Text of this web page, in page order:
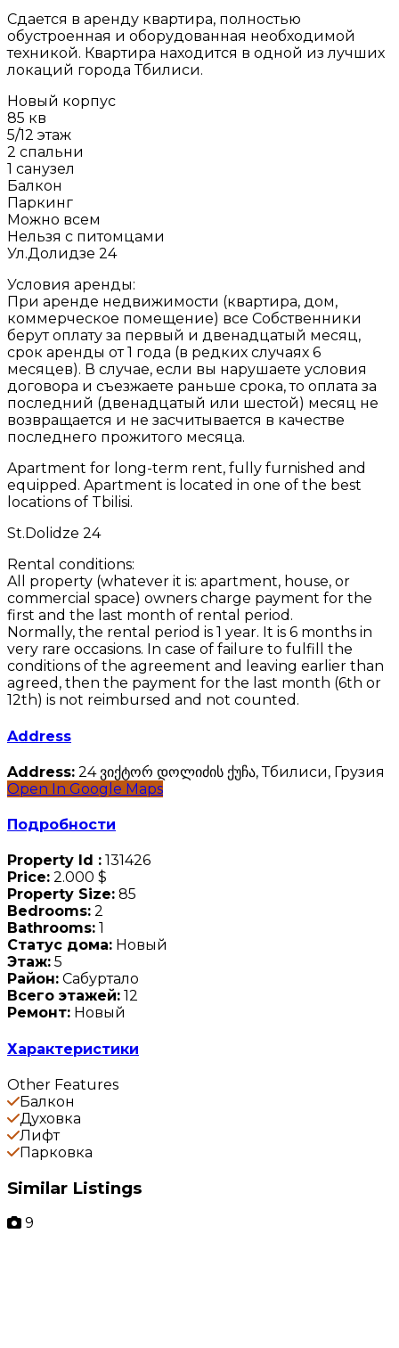
Сдается в аренду квартира, полностью
обустроенная и оборудованная необходимой
техникой. Квартира находится в одной из лучших
локаций города Тбилиси.
Новый корпус
85 кв
5/12 этаж
2 спальни
1 санузел
Балкон
Паркинг
Можно всем
Нельзя с питомцами
Ул.Долидзе 24
Условия аренды:
При аренде недвижимости (квартира, дом,
коммерческое помещение) все Собственники
берут оплату за первый и двенадцатый месяц,
срок аренды от 1 года (в редких случаях 6
месяцев). В случае, если вы нарушаете условия
договора и съезжаете раньше срока, то оплата за
последний (двенадцатый или шестой) месяц не
возвращается и не засчитывается в качестве
последнего прожитого месяца.
Apartment for long-term rent, fully furnished and
equipped. Apartment is located in one of the best
locations of Tbilisi.
St.Dolidze 24
Rental conditions:
All property (whatever it is: apartment, house, or
commercial space) owners charge payment for the
first and the last month of rental period.
Normally, the rental period is 1 year. It is 6 months in
very rare occasions. In case of failure to fulfill the
conditions of the agreement and leaving earlier than
agreed, then the payment for the last month (6th or
12th) is not reimbursed and not counted.
Address
Address: 24 ვიქტორ დოლიძის ქუჩა, Тбилиси, Грузия
Open In Google Maps
Подробности
Property Id : 131426
Price: 2.000 $
Property Size: 85
Bedrooms: 2
Bathrooms: 1
Статус дома: Новый
Этаж: 5
Район: Сабуртало
Всего этажей: 12
Ремонт: Новый
Характеристики
Other Features
Балкон
Духовка
Лифт
Парковка
Similar Listings
9